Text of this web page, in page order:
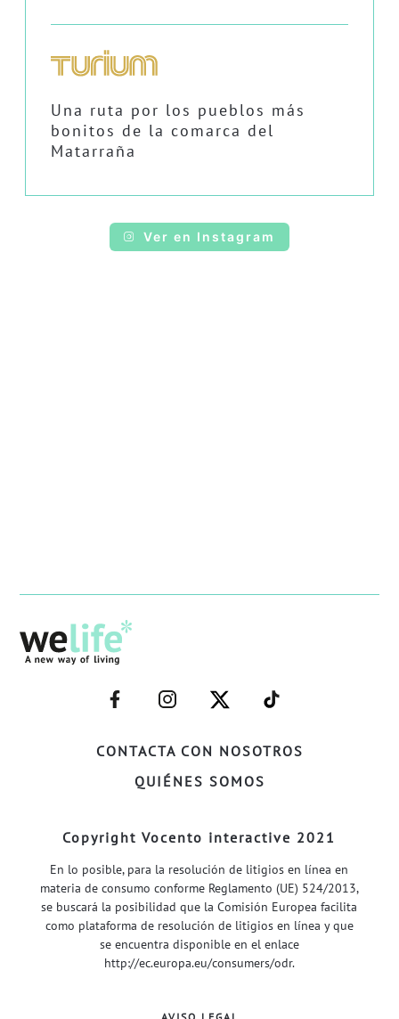
Una ruta por los pueblos más
bonitos de la comarca del
Matarraña
Ver en Instagram
CONTACTA CON NOSOTROS
QUIÉNES SOMOS
–
FACEBOOK–
–
INSTAGRAM–
–
TWITTER–
–
WELIFE–
Copyright Vocento interactive 2021
En lo posible, para la resolución de litigios en línea en
materia de consumo conforme Reglamento (UE) 524/2013,
se buscará la posibilidad que la Comisión Europea facilita
como plataforma de resolución de litigios en línea y que
se encuentra disponible en el enlace
http://ec.europa.eu/consumers/odr.